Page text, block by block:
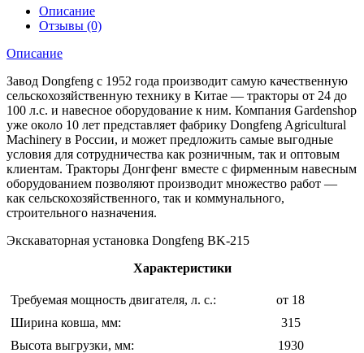
Описание
Отзывы (0)
Описание
Завод Dongfeng с 1952 года производит самую качественную
сельскохозяйственную технику в Китае — тракторы от 24 до
100 л.с. и навесное оборудование к ним. Компания Gardenshop
уже около 10 лет представляет фабрику Dongfeng Agricultural
Machinery в России, и может предложить самые выгодные
условия для сотрудничества как розничным, так и оптовым
клиентам. Тракторы Донгфенг вместе с фирменным навесным
оборудованием позволяют производит множество работ —
как сельскохозяйственного, так и коммунального,
строительного назначения.
Экскаваторная установка Dongfeng BK-215
Характеристики
Требуемая мощность двигателя, л. с.:
от 18
Ширина ковша, мм:
315
Высота выгрузки, мм:
1930